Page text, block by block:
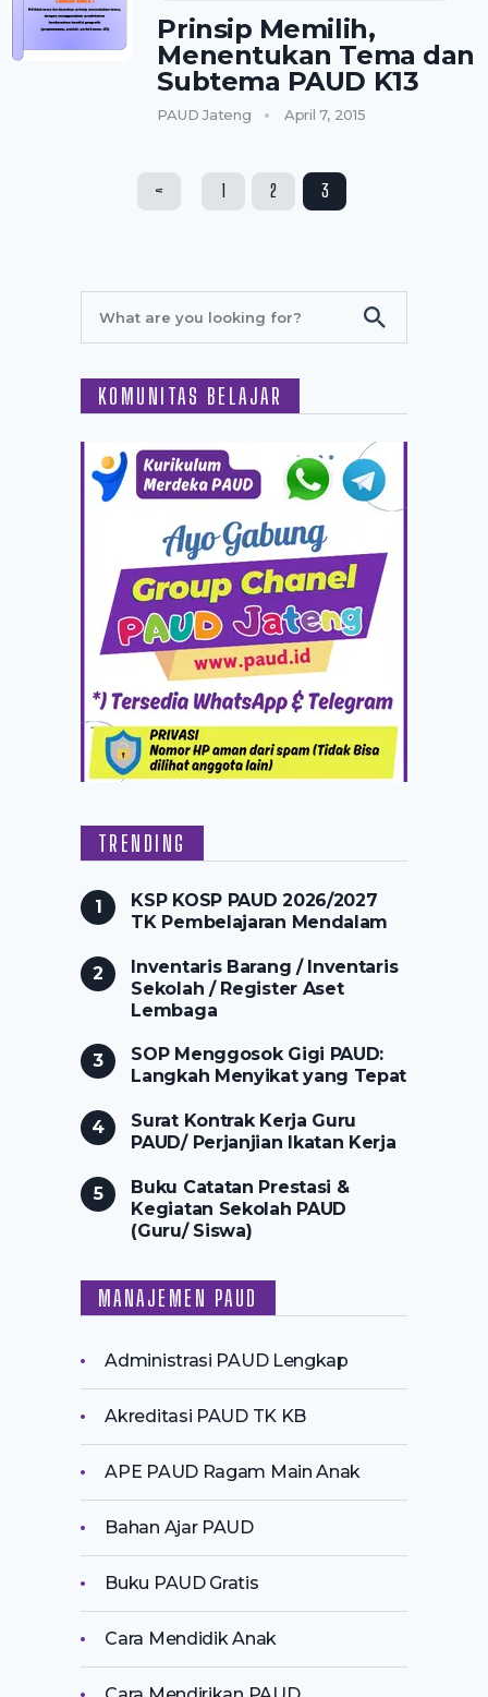
Prinsip Memilih,
Menentukan Tema dan
Subtema PAUD K13
PAUD Jateng April 7, 2015
< 1 2 3
KOMUNITAS BELAJAR
TRENDING
KSP KOSP PAUD 2026/2027
TK Pembelajaran Mendalam
Inventaris Barang / Inventaris
Sekolah / Register Aset
Lembaga
SOP Menggosok Gigi PAUD:
Langkah Menyikat yang Tepat
Surat Kontrak Kerja Guru
PAUD/ Perjanjian Ikatan Kerja
Buku Catatan Prestasi &
Kegiatan Sekolah PAUD
(Guru/ Siswa)
MANAJEMEN PAUD
Administrasi PAUD Lengkap
Akreditasi PAUD TK KB
APE PAUD Ragam Main Anak
Bahan Ajar PAUD
Buku PAUD Gratis
Cara Mendidik Anak